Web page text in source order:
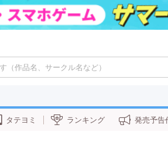
タテヨミ ランキング 発売予告